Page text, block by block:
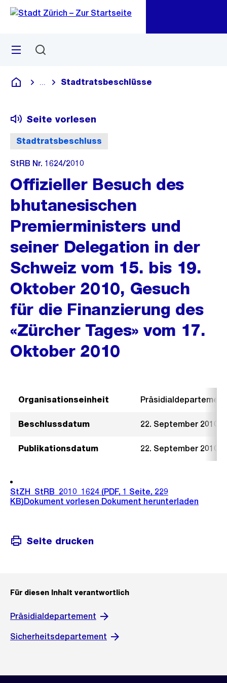
Navigation
Sprunglink
Menü
Deutsch
Blende alle Breadcrumbs ein
Stadtratsbeschlüsse
Stadtratsbeschluss
Seite vorlesen
StRB Nr. 1624/2010
Offizieller Besuch des
bhutanesischen
Premierministers und
seiner Delegation in der
Schweiz vom 15. bis 19.
Oktober 2010, Gesuch
für die Finanzierung des
«Zürcher Tages» vom 17.
Oktober 2010
Organisationseinheit
Beschlussdatum 22. September 2010
Publikationsdatum 22. September 2010
StZH_StRB_2010_1624 (PDF, 1 Seite, 229
KB)Dokument vorlesen Dokument herunterladen
Seite drucken
Für diesen Inhalt verantwortlich
Präsidialdepartement
Sicherheitsdepartement